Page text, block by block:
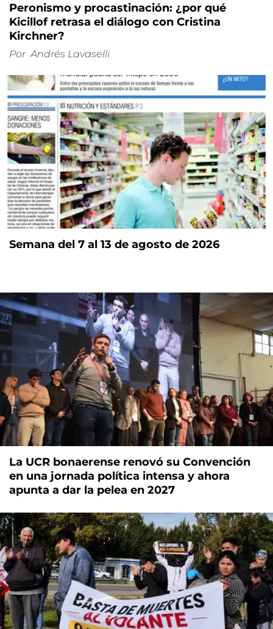
Peronismo y procastinación: ¿por qué
Kicillof retrasa el diálogo con Cristina
Kirchner?
Por Andrés Lavaselli
Semana del 7 al 13 de agosto de 2026
La UCR bonaerense renovó su Convención
en una jornada política intensa y ahora
apunta a dar la pelea en 2027